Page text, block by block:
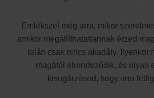
Emlékszel még arra, mikor
amikor megállíthatatlannak érzed
talán csak nincs akadály. Ilyenkor
magától elrendeződik, és olyan
kisugárzásod, hogy arra